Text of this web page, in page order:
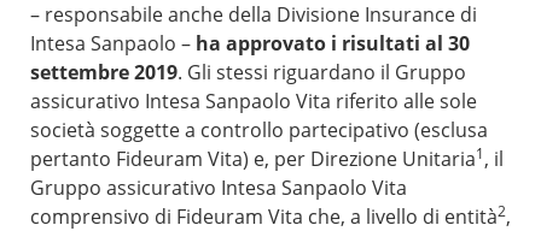
– responsabile anche della Divisione Insurance di
Intesa Sanpaolo – ha approvato i risultati al 30
settembre 2019. Gli stessi riguardano il Gruppo
assicurativo Intesa Sanpaolo Vita riferito alle sole
società soggette a controllo partecipativo (esclusa
pertanto Fideuram Vita) e, per Direzione Unitaria1, il
Gruppo assicurativo Intesa Sanpaolo Vita
comprensivo di Fideuram Vita che, a livello di entità2,